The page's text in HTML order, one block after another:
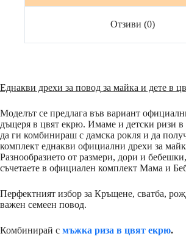
Отзиви (0)
Еднакви дрехи за повод за майка и дете в
Моделът се предлага във вариант
дъщеря в цвят екрю. Имаме и детски ризи
да ги комбинираш с дамска рокля и да
комплект еднакви официални дрехи за
Разнообразието от размери, дори и
съчетаете в официален комплект Мама и
Перфектният избор за Кръщене, сватба,
важен семеен повод.
Комбинирай с мъжка риза в цвят екрю.